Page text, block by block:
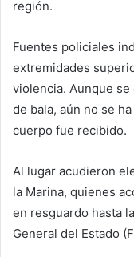
región.
Fuentes policiales
extremidades
violencia. Aunque
de bala, aún no se
cuerpo fue recibido.
Al lugar acudieron
la Marina, quienes
en resguardo hasta
General del Estado